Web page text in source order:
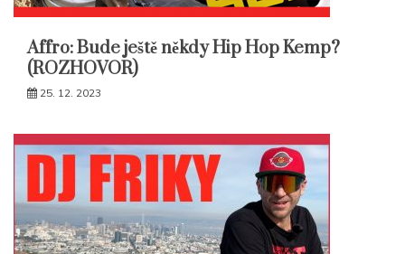
Affro: Bude ještě někdy Hip Hop Kemp?
(ROZHOVOR)
25. 12. 2023